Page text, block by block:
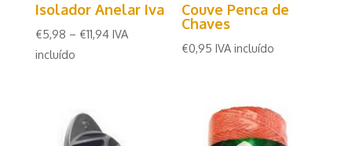
Isolador Anelar Iva
€5,98 – €11,94 IVA
incluído
Couve Penca de
Chaves
€0,95 IVA incluído